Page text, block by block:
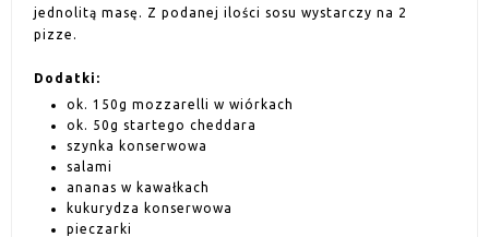
jednolitą masę. Z podanej ilości sosu wystarczy na 2
pizze.
Dodatki:
ok. 150g mozzarelli w wiórkach
ok. 50g startego cheddara
szynka konserwowa
salami
ananas w kawałkach
kukurydza konserwowa
pieczarki